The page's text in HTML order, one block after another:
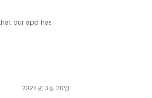
our app has
2024년 3월 20일